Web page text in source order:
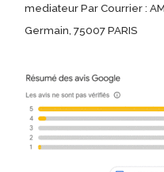
mediateur Par Courrier :
Germain, 75007 PARIS